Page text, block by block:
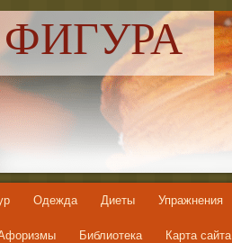
Одежда Диеты Упражнения
Библиотека Карта сайта